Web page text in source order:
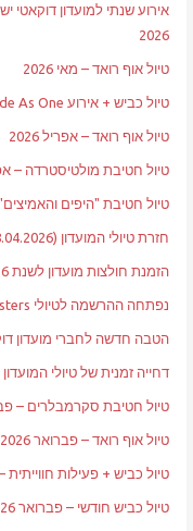
2026
טיול אוף רואד – מאי 2026
טיול כביש + אירוע We Ride As One – מאי 2026
טיול אוף רואד – אפריל 2026
טיול חטיבת מולטיסטרדה –
טיול חטיבת "היפים והאמיצים" –
חזרת טיולי המועדון (08.04.2026)
הזמנת חולצות מועדון לשנת 2026
נפתחה ההרשמה לטיולי Expedition Masters לשנת 2026
הטבה חדשה לחברי מועדון
דחייה זמנית של טיולי המועדון
טיול חטיבת סקרמבלרים –
טיול אוף רואד – פברואר 2026
טיול כביש + פעילות חווייתית –
טיול כביש חודשי – פברואר 2026